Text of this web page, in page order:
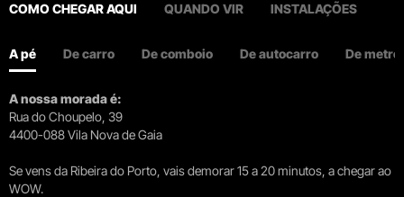
COMO CHEGAR AQUI QUANDO VIR INSTALAÇÕES
A pé De carro De comboio De autocarro De metro
A nossa morada é:
Rua do Choupelo, 39
4400-088 Vila Nova de Gaia
Se vens da Ribeira do Porto, vais demorar 15 a 20 minutos, a chegar ao
WOW.